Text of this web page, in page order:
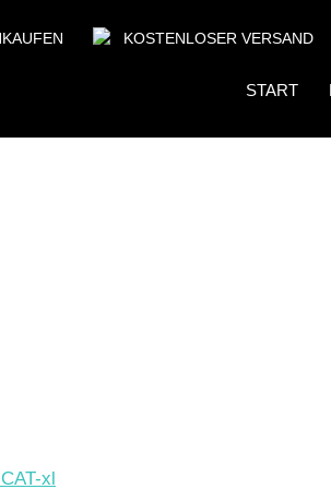
KOSTENLOSER VERSAND
START